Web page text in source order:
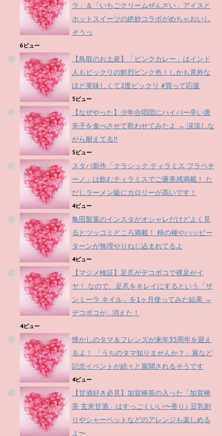
ラ」＆「いちごクリームぜんざい」アイスと
ホットスイーツの絶妙コラボがめちゃおいし
そうっ
6ビュー
【鳥取のお土産】「ピンクカレー」はインド
人もビックリの鮮烈ピンク色！しかも意外な
ほど美味しくて2度ビックリ #買って応援
5ビュー
【なぜやった】少年合唱団にハイパー辛い唐
辛子を食べさせて歌わせてみたよ → 涙流しな
がら耐えてる!!
5ビュー
スタバ新作「クラシック ティラミス フラペチ
ーノ」は飲むティラミスでご褒美感満載！ た
だしラーメン級にカロリーが高いです！
4ビュー
亀田製菓のインスタがオシャレだけどよく見
るとツッコミどころ満載！ 柿の種やハッピー
ターンが無理やりねじ込まれてるよ
4ビュー
【マジメ検証】足爪がデコボコで裸足がイ
ヤ！ なので、足爪をキレイにするという「ザ
ンミーラ ネイル」を1ヶ月使ってみた結果 →
デコボコが…消えた！
4ビュー
懐かしのタマ＆フレンズが来年35周年を迎え
るよ！ 「うちのタマ知りませんか？」展など
記念イベントが続々と展開されるそうです
4ビュー
【甘酒好き必見】加賀棒茶の入った「加賀棒
茶 玄米甘酒」はすっごくいい〜香り♪ 豆乳割
りやシャーベットなどのアレンジも楽しめる
よ〜